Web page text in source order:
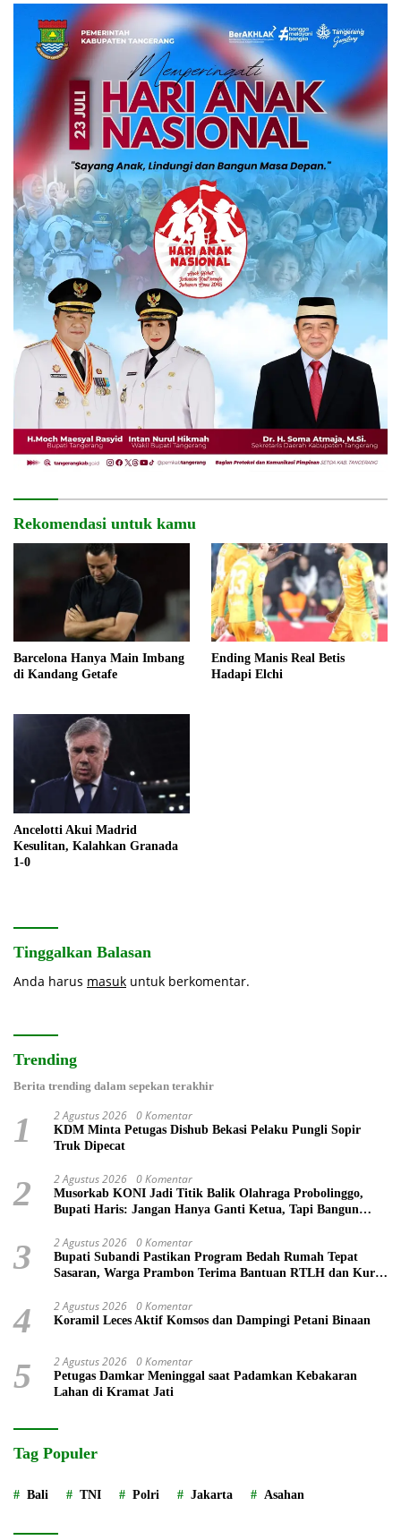
Rekomendasi untuk kamu
Barcelona Hanya Main Imbang
di Kandang Getafe
Ending Manis Real Betis
Hadapi Elchi
Ancelotti Akui Madrid
Kesulitan, Kalahkan Granada
1-0
Tinggalkan Balasan
Anda harus masuk untuk berkomentar.
Trending
Berita trending dalam sepekan terakhir
1 2 Agustus 2026 0 Komentar
KDM Minta Petugas Dishub Bekasi Pelaku Pungli Sopir
Truk Dipecat
2 2 Agustus 2026 0 Komentar
Musorkab KONI Jadi Titik Balik Olahraga Probolinggo,
Bupati Haris: Jangan Hanya Ganti Ketua, Tapi Bangun
3 2 Agustus 2026 0 Komentar
Bupati Subandi Pastikan Program Bedah Rumah Tepat
Sasaran, Warga Prambon Terima Bantuan RTLH dan Kursi
4 2 Agustus 2026 0 Komentar
Koramil Leces Aktif Komsos dan Dampingi Petani Binaan
5 2 Agustus 2026 0 Komentar
Petugas Damkar Meninggal saat Padamkan Kebakaran
Lahan di Kramat Jati
Tag Populer
Bali TNI Polri Jakarta Asahan